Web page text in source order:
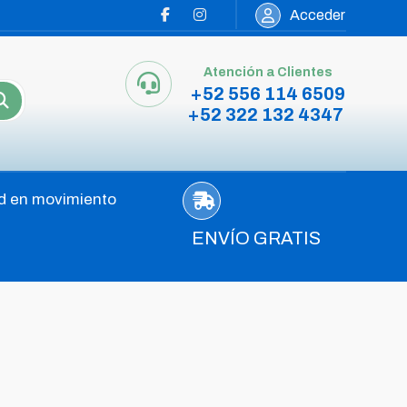
Acceder
Atención a Clientes
+52 556 114 6509
+52 322 132 4347
en movimiento
ENVÍO GRATIS